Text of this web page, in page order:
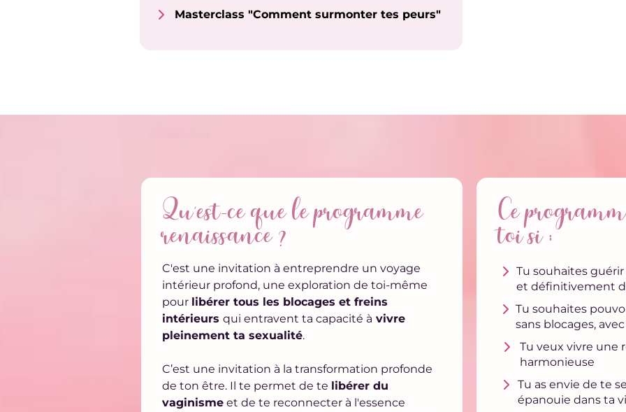
Masterclass "Comment surmonter tes peurs"
Qu'est-ce que le programme
renaissance ?
C'est une invitation à entreprendre un voyage
intérieur profond, une exploration de toi-même
pour libérer tous les blocages et freins
intérieurs qui entravent ta capacité à vivre
pleinement ta sexualité.
C’est une invitation à la transformation profonde
de ton être. Il te permet de te libérer du
vaginisme et de te reconnecter à l'essence
Ce
toi si ;
Tu souhaites
et définitivement
Tu souhaites
sans blocages,
Tu veux vivre une
harmonieuse
Tu as envie de te
épanouie dans ta